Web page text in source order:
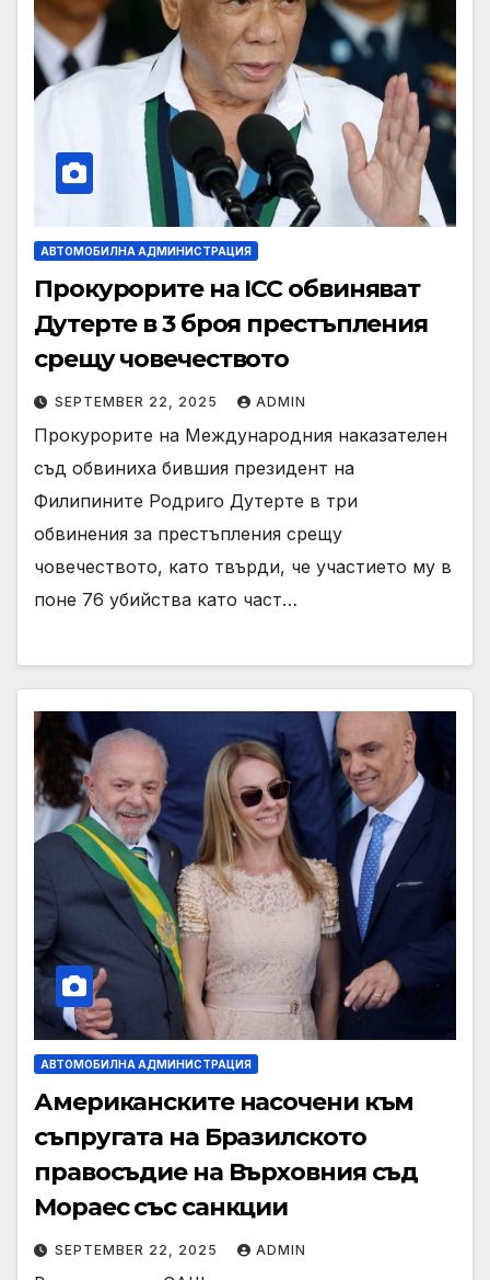
АВТОМОБИЛНА АДМИНИСТРАЦИЯ
Прокурорите на ICC обвиняват
Дутерте в 3 броя престъпления
срещу човечеството
SEPTEMBER 22, 2025 ADMIN
Прокурорите на Международния наказателен
съд обвиниха бившия президент на
Филипините Родриго Дутерте в три
обвинения за престъпления срещу
човечеството, като твърди, че участието му в
поне 76 убийства като част…
АВТОМОБИЛНА АДМИНИСТРАЦИЯ
Американските насочени към
съпругата на Бразилското
правосъдие на Върховния съд
Мораес със санкции
SEPTEMBER 22, 2025 ADMIN